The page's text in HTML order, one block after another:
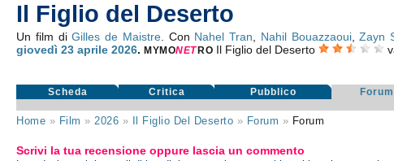
Il Figlio del Deserto
Un film diGilles de Maistre. Con Nahel Tran Nahil Bouazzaoui,Zayn
giovedì 23 aprile 2026.MYMONET RO Il Figlio del Deserto
Scheda Critica Pubblico Forum
Home » Film » 2026 » Il Figlio Del Deserto » Forum » Forum
Scrivi la tua recensione oppure lascia un commento